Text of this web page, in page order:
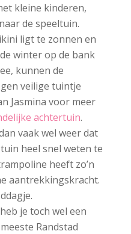
kleine kinderen,
de speeltuin.
ligt te zonnen en
winter op de bank
kunnen de
veilige tuintje
Jasmina voor meer
achtertuin.
vaak wel weer dat
heel snel weten te
heeft zo’n
aantrekkingskracht.
je toch wel een
Randstad